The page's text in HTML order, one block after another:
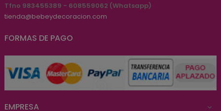
Tfno 983455389 - 608559062 (Whatsapp)
tienda@bebeydecoracion.com
FORMAS DE PAGO
EMPRESA 